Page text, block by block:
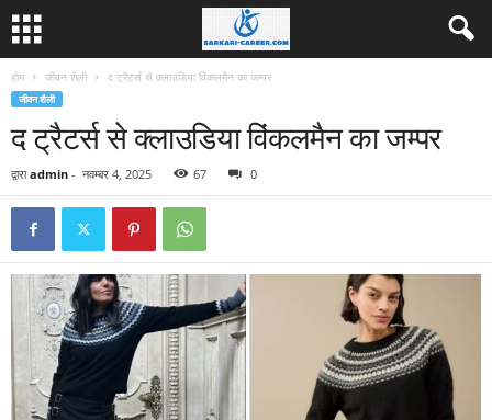
होम जीवन शैली द ट्रैटर्स से क्लाउडिया विंकलमैन का जम्पर
जीवन शैली
द ट्रैटर्स से क्लाउडिया विंकलमैन का जम्पर
द्वारा admin - नवम्बर 4, 2025 67 0